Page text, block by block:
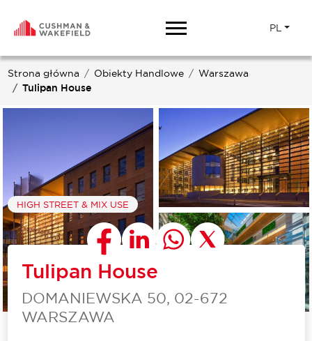
PL
Strona główna Obiekty Handlowe
Warszawa
Tulipan House
HIGH STREET & MIX USE
Tulipan House
DOMANIEWSKA 50, 02-672
WARSZAWA